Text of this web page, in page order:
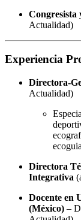
Congresista
Actualidad)
Experiencia
Directora-
Actualidad)
Directora
Integrativa
Docente en
(México) –